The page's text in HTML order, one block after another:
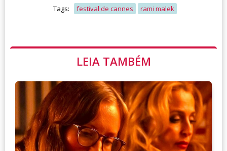
Tags: festival de cannes rami malek
LEIA TAMBÉM